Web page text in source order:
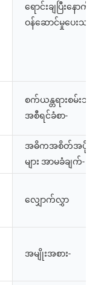
ရောင်းချပြီးနောက်
ဝန်ဆောင်မှုပေးသည်-
စက်ယန္တရားစမ်းသပ်
အစီရင်ခံစာ-
အဓိကအစိတ်အပိုင်း
များ အာမခံချက်-
လျှောက်လွှာ
အမျိုးအစား-